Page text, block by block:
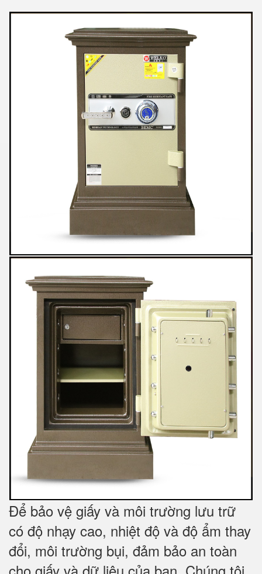
Để bảo vệ giấy và môi trường lưu trữ
có độ nhạy cao, nhiệt độ và độ ẩm thay
đổi, môi trường bụi, đảm bảo an toàn